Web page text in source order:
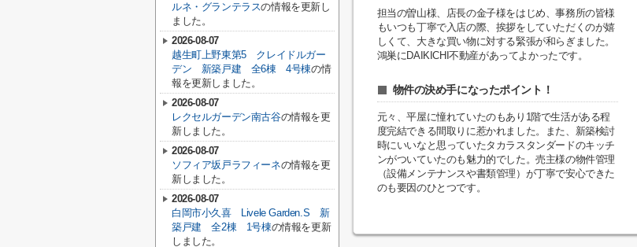
担当の曽山様、店長の金子様をはじめ、事務所の皆様
もいつも丁寧で入店の際、挨拶をしていただくのが嬉
しくて、大きな買い物に対する緊張が和らぎました。
鴻巣にDAIKICHI不動産があってよかったです。
物件の決め手になったポイント！
元々、平屋に憧れていたのもあり1階で生活がある程
度完結できる間取りに惹かれました。また、新築検討
時にいいなと思っていたタカラスタンダードのキッチ
ンがついていたのも魅力的でした。売主様の物件管理
（設備メンテナンスや書類管理）が丁寧で安心できた
のも要因のひとつです。
ルネ・グランテラスの情報を更新し
ました。
2026-08-07
越生町上野東第5 クレイドルガー
デン 新築戸建 全6棟 4号棟の情
報を更新しました。
2026-08-07
レクセルガーデン南古谷の情報を更
新しました。
2026-08-07
ソフィア坂戸ラフィーネの情報を更
新しました。
2026-08-07
白岡市小久喜 Livele Garden.S 新
築戸建 全2棟 1号棟の情報を更新
しました。